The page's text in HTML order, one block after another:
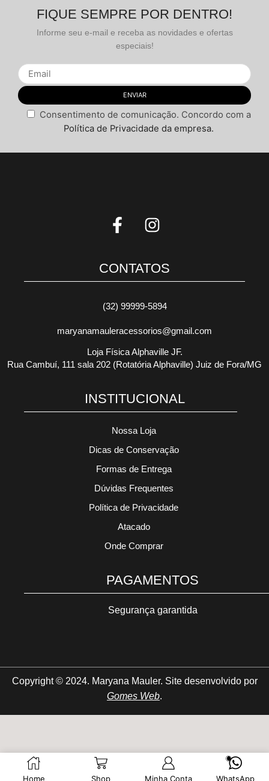
Nome *
vez que eu comentar.
FIQUE SEMPRE POR DENTRO!
Informe seu e-mail e receba as novidades e ofertas
especiais!
Consentimento de comunicação. Concordo com a
Política de Privacidade da empresa.
CONTATOS
(32) 99999-5894
maryanamauleracessorios@gmail.com
Loja Física Alphaville JF.
Rua Cambuí, 111 sala 202 (Rotatória Alphaville) Juiz de Fora/MG
INSTITUCIONAL
Nossa Loja
Dicas de Conservação
Formas de Entrega
Dúvidas Frequentes
Política de Privacidade
Atacado
Onde Comprar
PAGAMENTOS
Segurança garantida
Copyright © 2024. Maryana Mauler. Site desenvolvido por
Gomes Web.
Home Shop Minha Conta WhatsApp